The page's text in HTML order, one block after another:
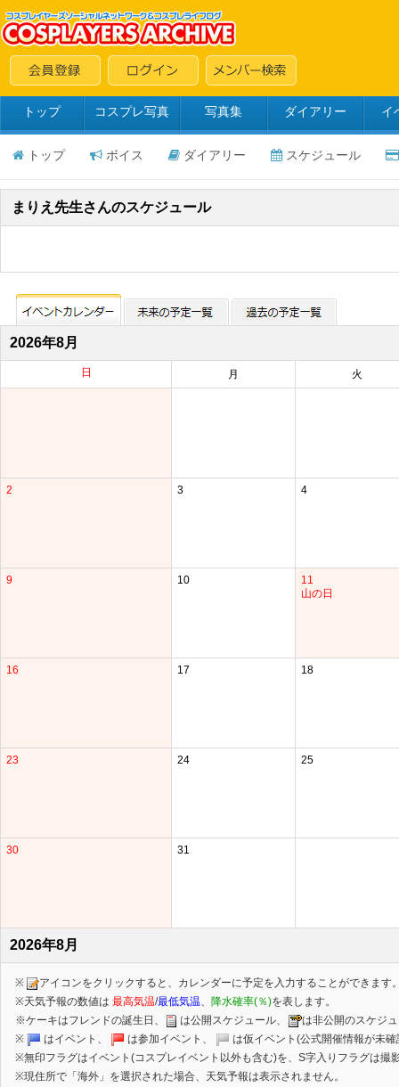
トップ コスプレ写真 写真集 ダイアリー イ
トップ ボイス ダイアリー スケジュール
まりえ先生さんのスケジュール
2026年8月
日 月 火
2 3 4
9 10
11
山の日
16 17 18
23 24 25
30 31
2026年8月
※
アイコンをクリックすると、カレンダーに予定を入力することができます
※天気予報の数値は 最高気温/最低気温、 降水確率(％)を表します。
※ケーキはフレンドの誕生日、
は公開スケジュール、
は非公開のスケジ
※
はイベント、 は参加イベント、
は仮イベント(公式開催情報が未
※無印フラグはイベント(コスプレイベント以外も含む)を、S字入りフラグは撮
※現住所で「海外」を選択された場合、天気予報は表示されません。